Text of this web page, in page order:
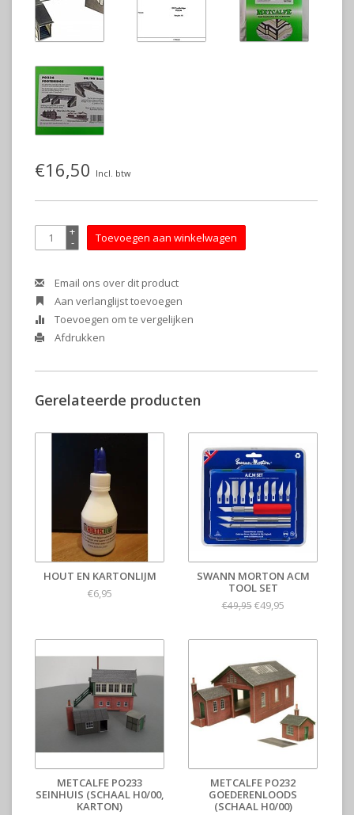
€16,50 Incl. btw
+
- Toevoegen aan winkelwagen
Email ons over dit product
Aan verlanglijst toevoegen
Toevoegen om te vergelijken
Afdrukken
Gerelateerde producten
HOUT EN KARTONLIJM
€6,95
SWANN MORTON ACM
TOOL SET
€49,95€49,95
METCALFE PO233
SEINHUIS (SCHAAL H0/00,
KARTON)
METCALFE PO232
GOEDERENLOODS
(SCHAAL H0/00)